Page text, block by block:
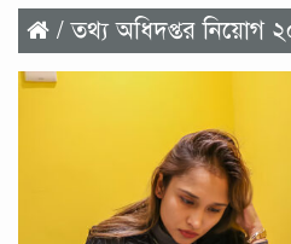
/ তথ্য অধিদপ্তর নিয়োগ